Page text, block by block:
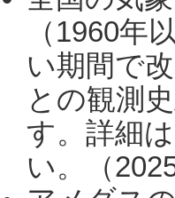
（1960年
い期間で
との観測
す。詳細は
い。（